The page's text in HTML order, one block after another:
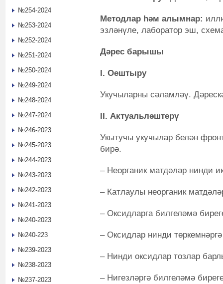
Методлар һәм алымнар:
эзләнүле, лаборатор эш,
Дәрес барышы
I. Оештыру
Укучыларны сәламләү.
II. Актуальләштерү
Укытучы укучылар белән
бирә.
– Неорганик матдәләр нинди
– Катлаулы неорганик
– Оксидларга билгеләмә
– Оксидлар нинди
– Нинди оксидлар тозлар
– Нигезләргә билгеләмә
№254-2024
№253-2024
№252-2024
№251-2024
№250-2024
№249-2024
№248-2024
№247-2024
№246-2023
№245-2023
№244-2023
№243-2023
№242-2023
№241-2023
№240-2023
№240-223
№239-2023
№238-2023
№237-2023